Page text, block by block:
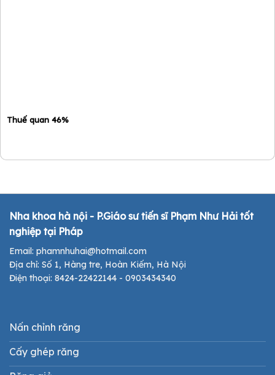
Thuế quan 46%
Nha khoa hà nội - P.Giáo sư tiến sĩ Phạm Như Hải tốt
nghiệp tại Pháp
Email: phamnhuhai@hotmail.com
Địa chỉ: Số 1, Hàng tre, Hoàn Kiếm, Hà Nội
Điện thoại: 8424-22422144 - 0903434340
Nấn chỉnh răng
Cấy ghép răng